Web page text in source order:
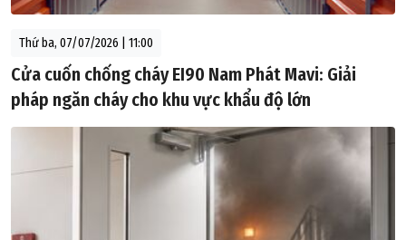
Thứ ba, 07/07/2026 | 11:00
Cửa cuốn chống cháy EI90 Nam Phát Mavi: Giải
pháp ngăn cháy cho khu vực khẩu độ lớn